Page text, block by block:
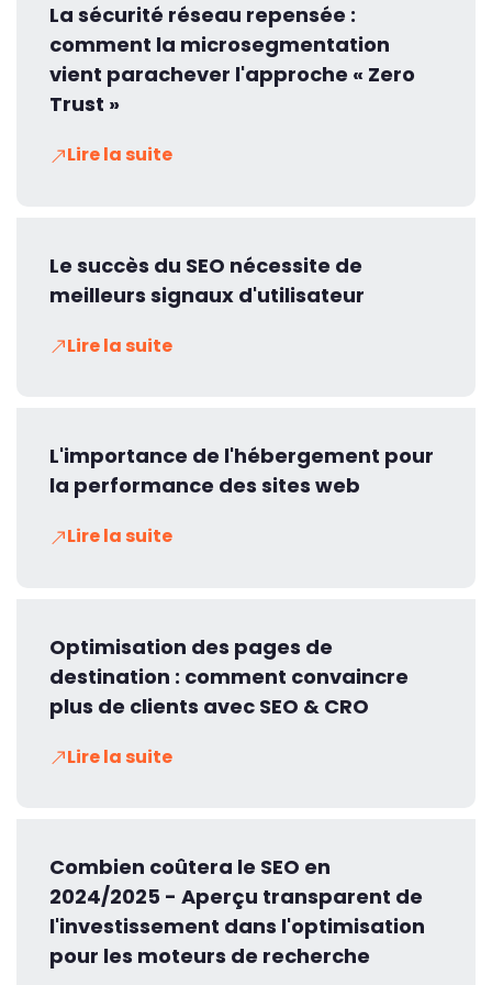
La sécurité réseau repensée :
comment la microsegmentation
vient parachever l'approche « Zero
Trust »
Lire la suite
Le succès du SEO nécessite de
meilleurs signaux d'utilisateur
Lire la suite
L'importance de l'hébergement pour
la performance des sites web
Lire la suite
Optimisation des pages de
destination : comment convaincre
plus de clients avec SEO & CRO
Lire la suite
Combien coûtera le SEO en
2024/2025 - Aperçu transparent de
l'investissement dans l'optimisation
pour les moteurs de recherche